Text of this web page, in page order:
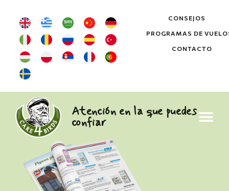
CONSEJOS
PROGRAMAS DE
CONTACTO
Atención en la que puedes
confiar